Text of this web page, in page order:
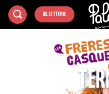
Passer
BILLETTERIE